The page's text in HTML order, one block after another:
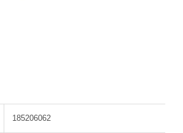
185206062